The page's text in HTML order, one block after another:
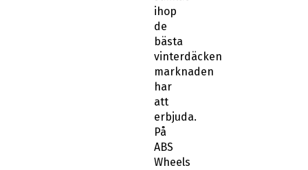
de
bästa
vinterdäcken
marknaden
har
att
erbjuda.
På
ABS
Wheels